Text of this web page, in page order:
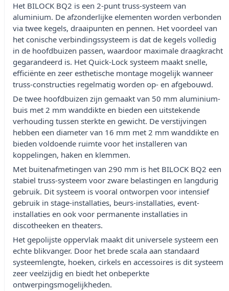
Het BILOCK BQ2 is een 2-punt truss-systeem van
aluminium. De afzonderlijke elementen worden verbonden
via twee kegels, draaipunten en pennen. Het voordeel van
het conische verbindingssysteem is dat de kegels volledig
in de hoofdbuizen passen, waardoor maximale draagkracht
gegarandeerd is. Het Quick-Lock systeem maakt snelle,
efficiënte en zeer esthetische montage mogelijk wanneer
truss-constructies regelmatig worden op- en afgebouwd.
De twee hoofdbuizen zijn gemaakt van 50 mm aluminium-
buis met 2 mm wanddikte en bieden een uitstekende
verhouding tussen sterkte en gewicht. De verstijvingen
hebben een diameter van 16 mm met 2 mm wanddikte en
bieden voldoende ruimte voor het installeren van
koppelingen, haken en klemmen.
Met buitenafmetingen van 290 mm is het BILOCK BQ2 een
stabiel truss-systeem voor zware belastingen en langdurig
gebruik. Dit systeem is vooral ontworpen voor intensief
gebruik in stage-installaties, beurs-installaties, event-
installaties en ook voor permanente installaties in
discotheeken en theaters.
Het gepolijste oppervlak maakt dit universele systeem een
echte blikvanger. Door het brede scala aan standaard
systeemlengte, hoeken, cirkels en accessoires is dit systeem
zeer veelzijdig en biedt het onbeperkte
ontwerpingsmogelijkheden.